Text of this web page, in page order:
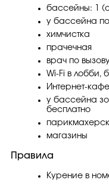
бассейны: 1
у бассейна
химчистка
прачечная
врач по
Wi-Fi в лобби,
Интернет-
у бассейна
бесплатно
магазины
Правила
Курение в